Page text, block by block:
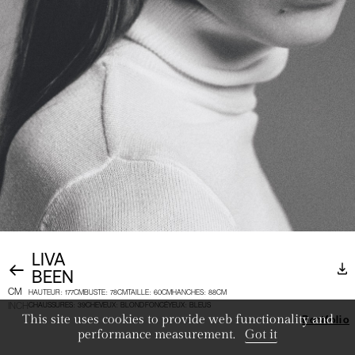
This site uses cookies to provide web functionality and
performance measurement. Got it
LIVA
BEEN
CM
HAUTEUR: 177CM BUSTE: 78CMTAILLE: 60CM HANCHES: 88CM
CHAUSSURES: 39CHEVEUX: BLOND FONCÉYEUX: BLEUS
Portfolio